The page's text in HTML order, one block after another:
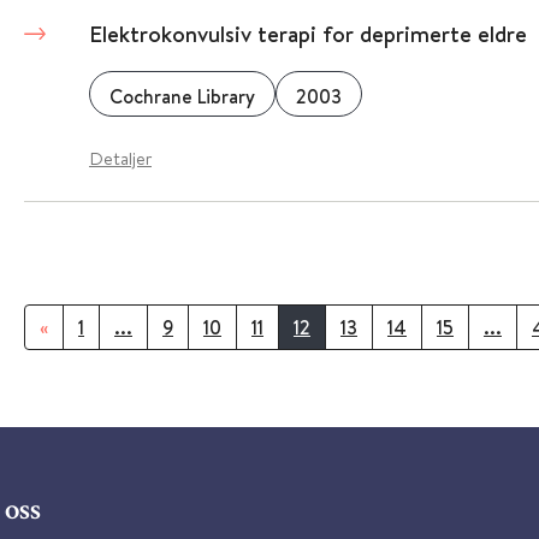
Elektrokonvulsiv terapi for deprimerte eldre
Cochrane Library 2003
Detaljer
« 1 ... 9 10 11 12 13 14 15 ...